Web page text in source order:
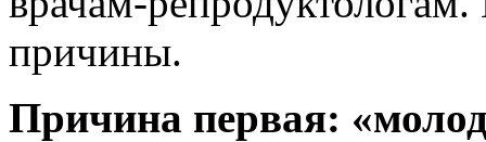
причины.
Причина первая: